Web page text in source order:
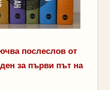
послеслов от
за първи път на